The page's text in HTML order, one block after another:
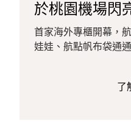
於桃園機場閃
首家海外專櫃開幕，
娃娃、航點帆布袋通
了